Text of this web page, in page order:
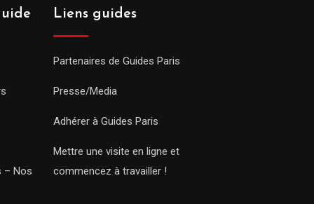
– Nos
Liens guides
Partenaires de Guides Paris
Presse/Media
Adhérer à Guides Paris
Mettre une visite en ligne et
commencez à travailler !